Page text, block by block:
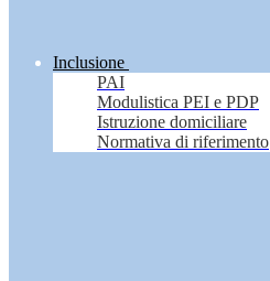
Inclusione
PAI
Modulistica PEI e PDP
Istruzione domiciliare
Normativa di riferimento